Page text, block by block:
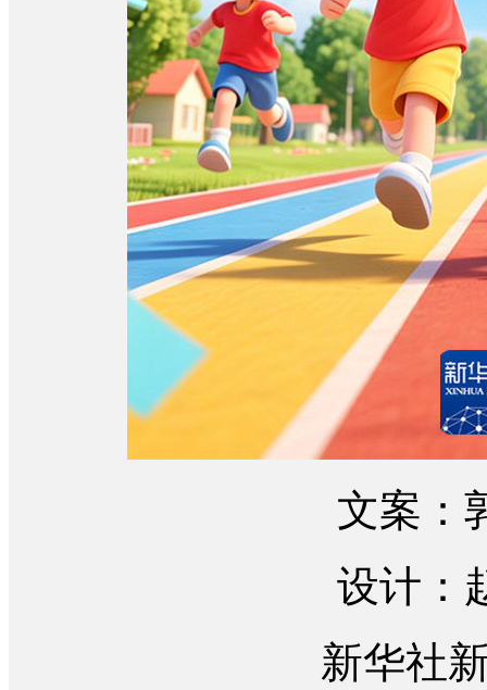
文案：
设计：
新华社